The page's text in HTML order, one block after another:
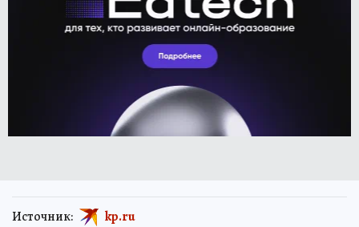
Источник: kp.ru